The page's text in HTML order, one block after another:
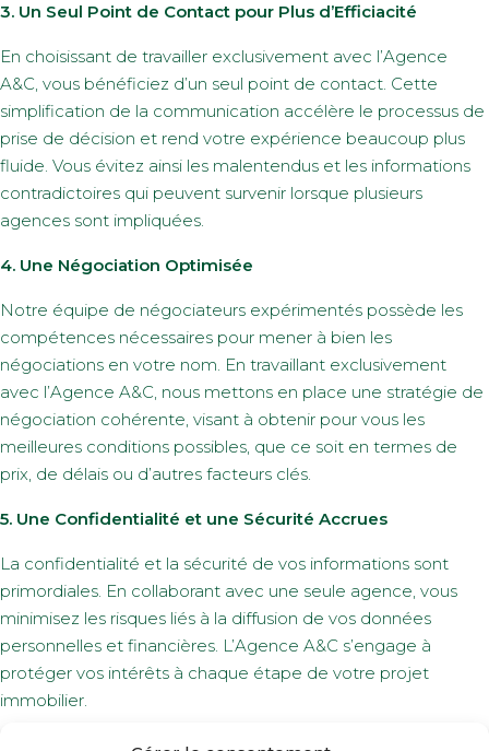
3. Un Seul Point de Contact pour Plus d’Efficiacité
En choisissant de travailler exclusivement avec l’Agence
A&C, vous bénéficiez d’un seul point de contact. Cette
simplification de la communication accélère le processus de
prise de décision et rend votre expérience beaucoup plus
fluide. Vous évitez ainsi les malentendus et les informations
contradictoires qui peuvent survenir lorsque plusieurs
agences sont impliquées.
4. Une Négociation Optimisée
Notre équipe de négociateurs expérimentés possède les
compétences nécessaires pour mener à bien les
négociations en votre nom. En travaillant exclusivement
avec l’Agence A&C, nous mettons en place une stratégie de
négociation cohérente, visant à obtenir pour vous les
meilleures conditions possibles, que ce soit en termes de
prix, de délais ou d’autres facteurs clés.
5. Une Confidentialité et une Sécurité Accrues
La confidentialité et la sécurité de vos informations sont
primordiales. En collaborant avec une seule agence, vous
minimisez les risques liés à la diffusion de vos données
personnelles et financières. L’Agence A&C s’engage à
protéger vos intérêts à chaque étape de votre projet
immobilier.
6. Une Visibilité Optimisée pour les Vendeurs